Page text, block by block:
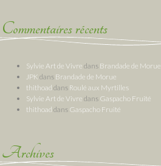
Commentaires récents
Sylvie Art de Vivre dans Brandade de Morue
JPK dans Brandade de Morue
thithoad dans Roulé aux Myrtilles
Sylvie Art de Vivre dans Gaspacho Fruité
thithoad dans Gaspacho Fruité
Archives